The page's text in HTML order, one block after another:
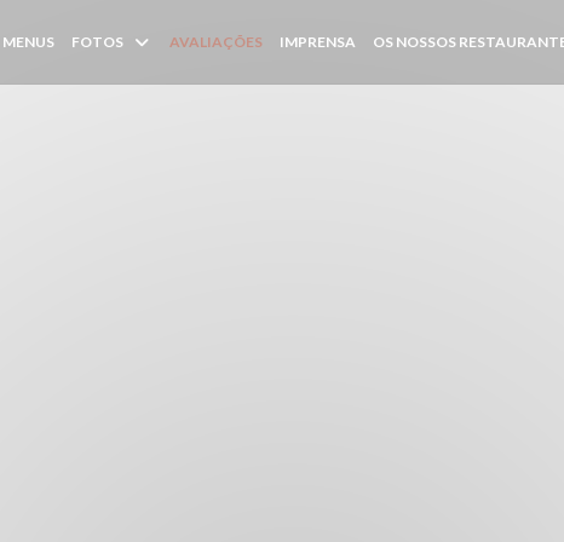
MENUS FOTOS AVALIAÇÕES IMPRENSA OS NOSSOS